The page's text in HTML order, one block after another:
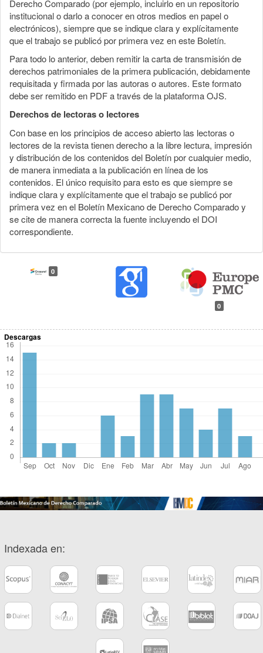
Derecho Comparado (por ejemplo, incluirlo en un repositorio
institucional o darlo a conocer en otros medios en papel o
electrónicos), siempre que se indique clara y explícitamente
que el trabajo se publicó por primera vez en este Boletín.
Para todo lo anterior, deben remitir la carta de transmisión de
derechos patrimoniales de la primera publicación, debidamente
requisitada y firmada por las autoras o autores. Este formato
debe ser remitido en PDF a través de la plataforma OJS.
Derechos de lectoras o lectores
Con base en los principios de acceso abierto las lectoras o
lectores de la revista tienen derecho a la libre lectura, impresión
y distribución de los contenidos del Boletín por cualquier medio,
de manera inmediata a la publicación en línea de los
contenidos. El único requisito para esto es que siempre se
indique clara y explícitamente que el trabajo se publicó por
primera vez en el Boletín Mexicano de Derecho Comparado y
se cite de manera correcta la fuente incluyendo el DOI
correspondiente.
0
0
Descargas
Indexada en: